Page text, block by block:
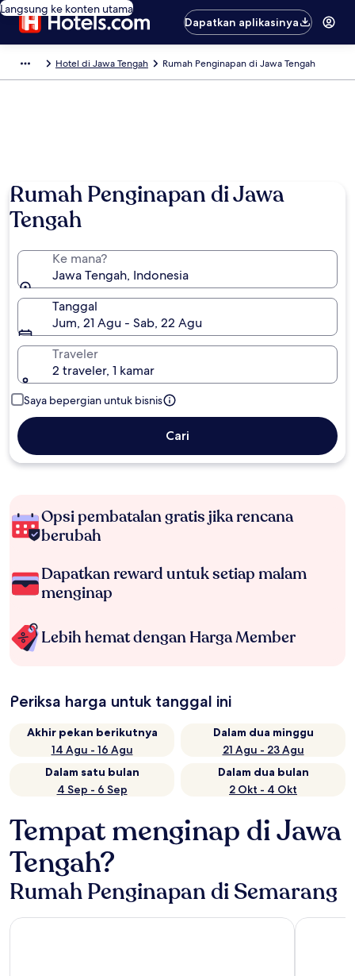
Langsung ke konten utama
Dapatkan aplikasinya
Hotel di Jawa Tengah Rumah Penginapan di Jawa Tengah
Rumah Penginapan di Jawa
Tengah
Ke mana?
Jawa Tengah, Indonesia
Tanggal
Jum, 21 Agu - Sab, 22 Agu
Traveler
2 traveler, 1 kamar
Saya bepergian untuk bisnis
Cari
Opsi pembatalan gratis jika rencana
berubah
Dapatkan reward untuk setiap malam
menginap
Lebih hemat dengan Harga Member
Periksa harga untuk tanggal ini
Akhir pekan berikutnya
14 Agu - 16 Agu
Dalam dua minggu
21 Agu - 23 Agu
Dalam satu bulan
4 Sep - 6 Sep
Dalam dua bulan
2 Okt - 4 Okt
Tempat menginap di Jawa
Tengah?
Rumah Penginapan di Semarang
Up-Peak Hotel Simpang Lima Semarang Powered byHoliday